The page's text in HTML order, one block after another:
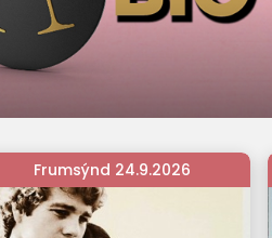
Frumsýnd 24.9.2026